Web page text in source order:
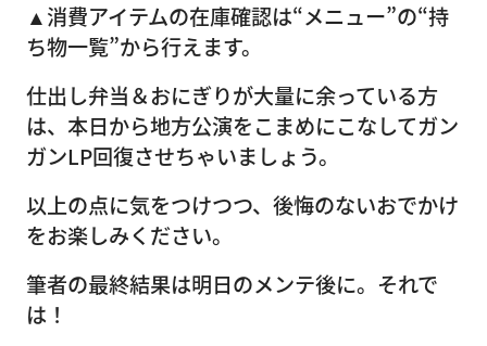
▲消費アイテムの在庫確認は“メニュー”の“持
ち物一覧”から行えます。
仕出し弁当＆おにぎりが大量に余っている方
は、本日から地方公演をこまめにこなしてガン
ガンLP回復させちゃいましょう。
以上の点に気をつけつつ、後悔のないおでかけ
をお楽しみください。
筆者の最終結果は明日のメンテ後に。それで
は！